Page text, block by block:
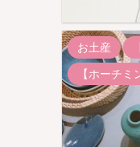
お土産
【ホーチ